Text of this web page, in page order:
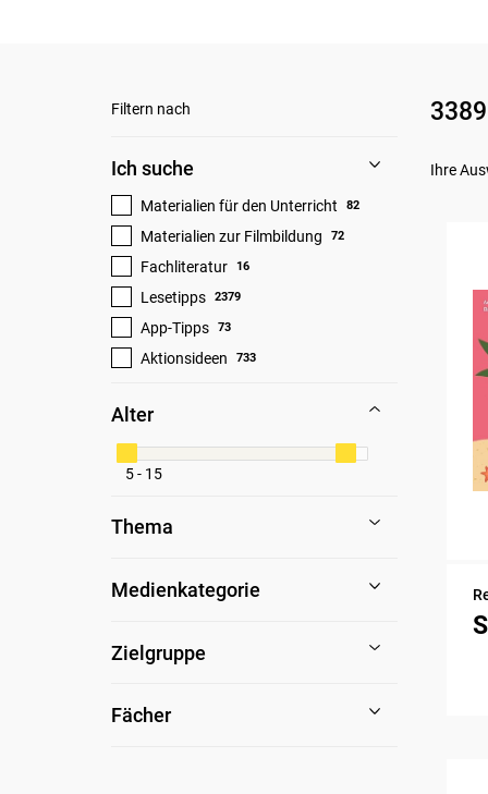
Filtern nach
Ich suche
Lesetipps 2379
App-Tipps 73
Aktionsideen 733
Materialien für den Unterricht 82
Materialien zur Filmbildung 72
Fachliteratur 16
Alter
5 - 15
Thema
Medienkategorie
Zielgruppe
Fächer
Ihre